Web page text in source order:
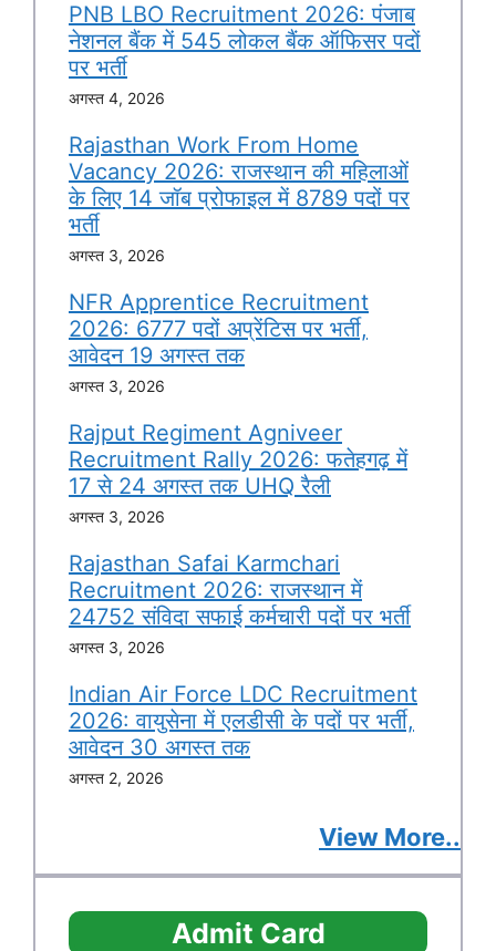
PNB LBO Recruitment 2026: पंजाब
नेशनल बैंक में 545 लोकल बैंक ऑफिसर पदों
पर भर्ती
अगस्त 4, 2026
Rajasthan Work From Home
Vacancy 2026: राजस्थान की महिलाओं
के लिए 14 जॉब प्रोफाइल में 8789 पदों पर
भर्ती
अगस्त 3, 2026
NFR Apprentice Recruitment
2026: 6777 पदों अप्रेंटिस पर भर्ती,
आवेदन 19 अगस्त तक
अगस्त 3, 2026
Rajput Regiment Agniveer
Recruitment Rally 2026: फतेहगढ़ में
17 से 24 अगस्त तक UHQ रैली
अगस्त 3, 2026
Rajasthan Safai Karmchari
Recruitment 2026: राजस्थान में
24752 संविदा सफाई कर्मचारी पदों पर भर्ती
अगस्त 3, 2026
Indian Air Force LDC Recruitment
2026: वायुसेना में एलडीसी के पदों पर भर्ती,
आवेदन 30 अगस्त तक
अगस्त 2, 2026
View More..
Admit Card